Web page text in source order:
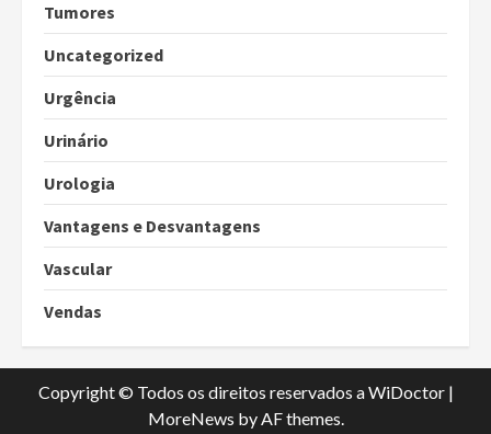
Tumores
Uncategorized
Urgência
Urinário
Urologia
Vantagens e Desvantagens
Vascular
Vendas
Copyright © Todos os direitos reservados a WiDoctor |
MoreNews by AF themes.